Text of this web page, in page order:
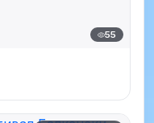
55